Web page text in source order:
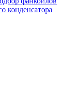
конденсатора